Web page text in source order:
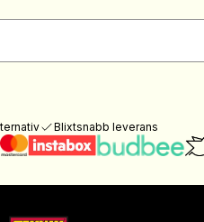
Blixtsnabb leverans